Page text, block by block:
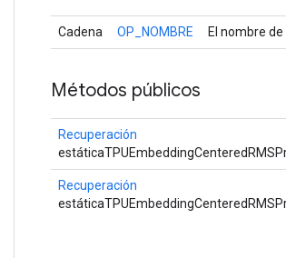
Cadena OP_NOMBRE El nombre
Métodos públicos
Recuperación
Recuperación